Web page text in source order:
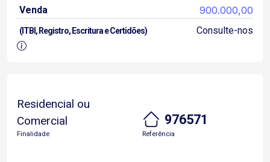
Venda 900.000,00
(ITBI, Registro, Escritura e Certidões) Consulte-nos
Residencial ou
Comercial
Finalidade
976571
Referência